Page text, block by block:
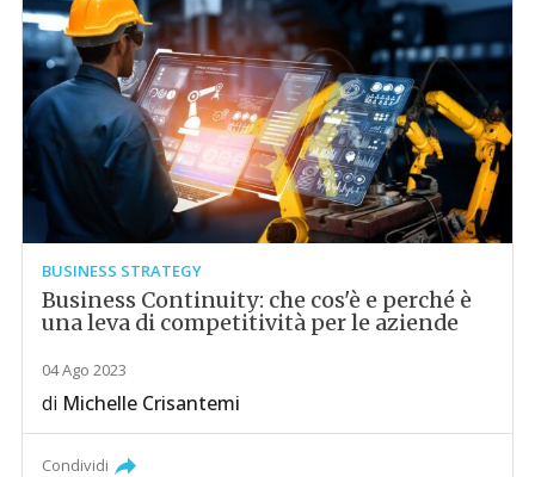
BUSINESS STRATEGY
Business Continuity: che cos'è e perché è
una leva di competitività per le aziende
04 Ago 2023
di Michelle Crisantemi
Condividi